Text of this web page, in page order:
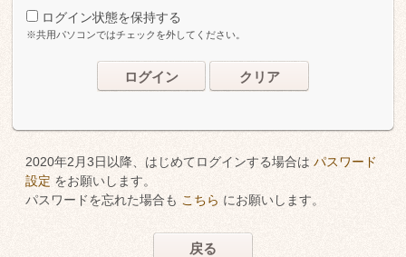
ログイン状態を保持する
※共用パソコンではチェックを外してください。
ログイン クリア
2020年2月3日以降、はじめてログインする場合は パスワード
設定 をお願いします。
パスワードを忘れた場合も こちら にお願いします。
戻る